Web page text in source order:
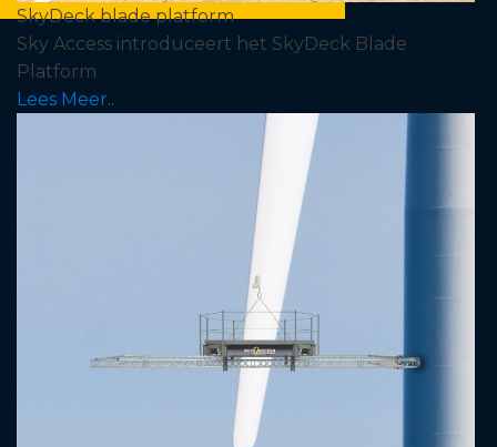
SkyDeck blade platform
Sky Access introduceert het SkyDeck Blade
Platform
Lees Meer..